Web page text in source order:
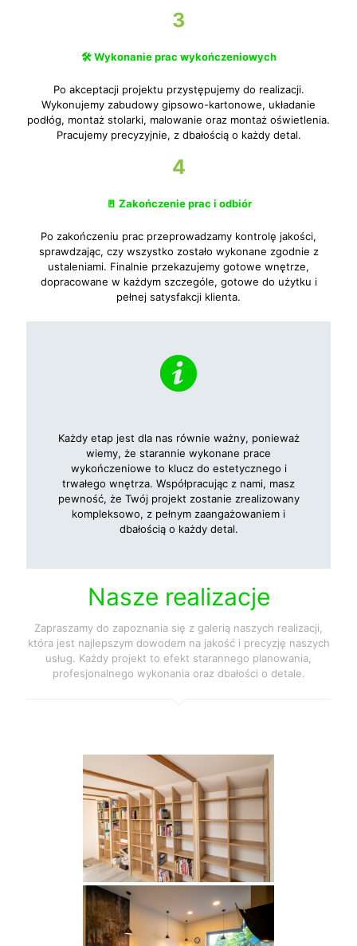
3
🛠️ Wykonanie prac wykończeniowych
Po akceptacji projektu przystępujemy do realizacji.
Wykonujemy zabudowy gipsowo-kartonowe, układanie
podłóg, montaż stolarki, malowanie oraz montaż oświetlenia.
Pracujemy precyzyjnie, z dbałością o każdy detal.
4
🚪 Zakończenie prac i odbiór
Po zakończeniu prac przeprowadzamy kontrolę jakości,
sprawdzając, czy wszystko zostało wykonane zgodnie z
ustaleniami. Finalnie przekazujemy gotowe wnętrze,
dopracowane w każdym szczególe, gotowe do użytku i
pełnej satysfakcji klienta.
Każdy etap jest dla nas równie ważny, ponieważ
wiemy, że starannie wykonane prace
wykończeniowe to klucz do estetycznego i
trwałego wnętrza. Współpracując z nami, masz
pewność, że Twój projekt zostanie zrealizowany
kompleksowo, z pełnym zaangażowaniem i
dbałością o każdy detal.
Nasze realizacje
Zapraszamy do zapoznania się z galerią naszych realizacji,
która jest najlepszym dowodem na jakość i precyzję naszych
usług. Każdy projekt to efekt starannego planowania,
profesjonalnego wykonania oraz dbałości o detale.